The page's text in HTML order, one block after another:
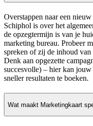
Overstappen naar een
Schiphol is over het
de opzegtermijn is van je
marketing bureau. Probeer
spreken of zij de inhoud
Denk aan opgezette
succesvolle) – hier kan
sneller resultaten te boeken.
Wat maakt Marketingkaart